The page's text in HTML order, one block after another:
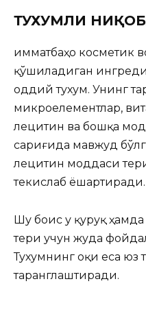
ТУХУМЛИ
Қимматбаҳо косметик
қўшиладиган
оддий тухум. Унинг
микроелементлар,
лецитин ва бошқа
сариғида мавжуд
лецитин моддаси
текислаб ёшартиради.
Шу боис у қуруқ
тери учун жуда
Тухумнинг оқи еса юз
таранглаштиради.